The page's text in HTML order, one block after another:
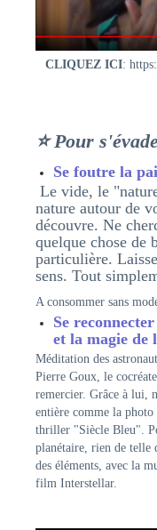
CLIQUEZ ICI:
⭐ Pour
Se foutre la
Le vide, le
nature autour de
découvre. Ne
quelque chose de
particulière.
sens. Tout
A consommer sans
Se
et la magie de
Méditation des
Pierre Goux, le
remercier. Grâce à lui,
entière comme la
thriller "Siècle Bleu".
planétaire, rien de telle
des éléments, avec la
film Interstellar.